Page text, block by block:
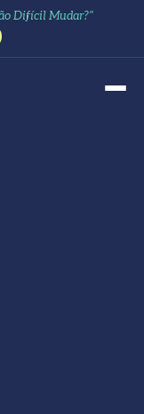
Difícil Mudar?"